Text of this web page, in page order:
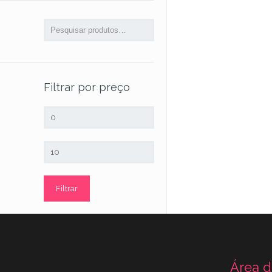
Filtrar por preço
Filtrar
Área